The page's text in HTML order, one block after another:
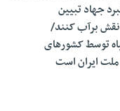
جهاد تبیین
برآب کنند/
توسط کشورهای
ملت ایران است